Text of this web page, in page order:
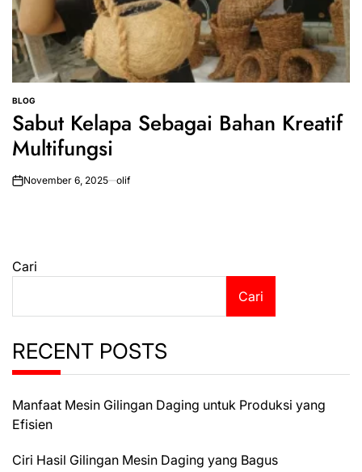
POSTED
IN
BLOG
Sabut Kelapa Sebagai Bahan Kreatif
Multifungsi
onNovember 6, 2025 olif
Cari
Cari
RECENT POSTS
Manfaat Mesin Gilingan Daging untuk Produksi yang
Efisien
Ciri Hasil Gilingan Mesin Daging yang Bagus